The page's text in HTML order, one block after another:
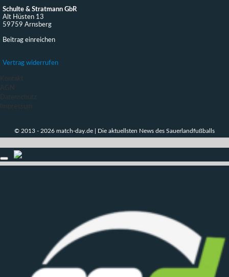
Schulte & Stratmann GbR
Alt Hüsten 13
59759 Arnsberg
Beitrag einreichen
Vertrag widerrufen
Kontakt
AGN
Datenschutz
Impressum
© 2013 - 2026 match-day.de | Die aktuellsten News des Sauerlandfußballs